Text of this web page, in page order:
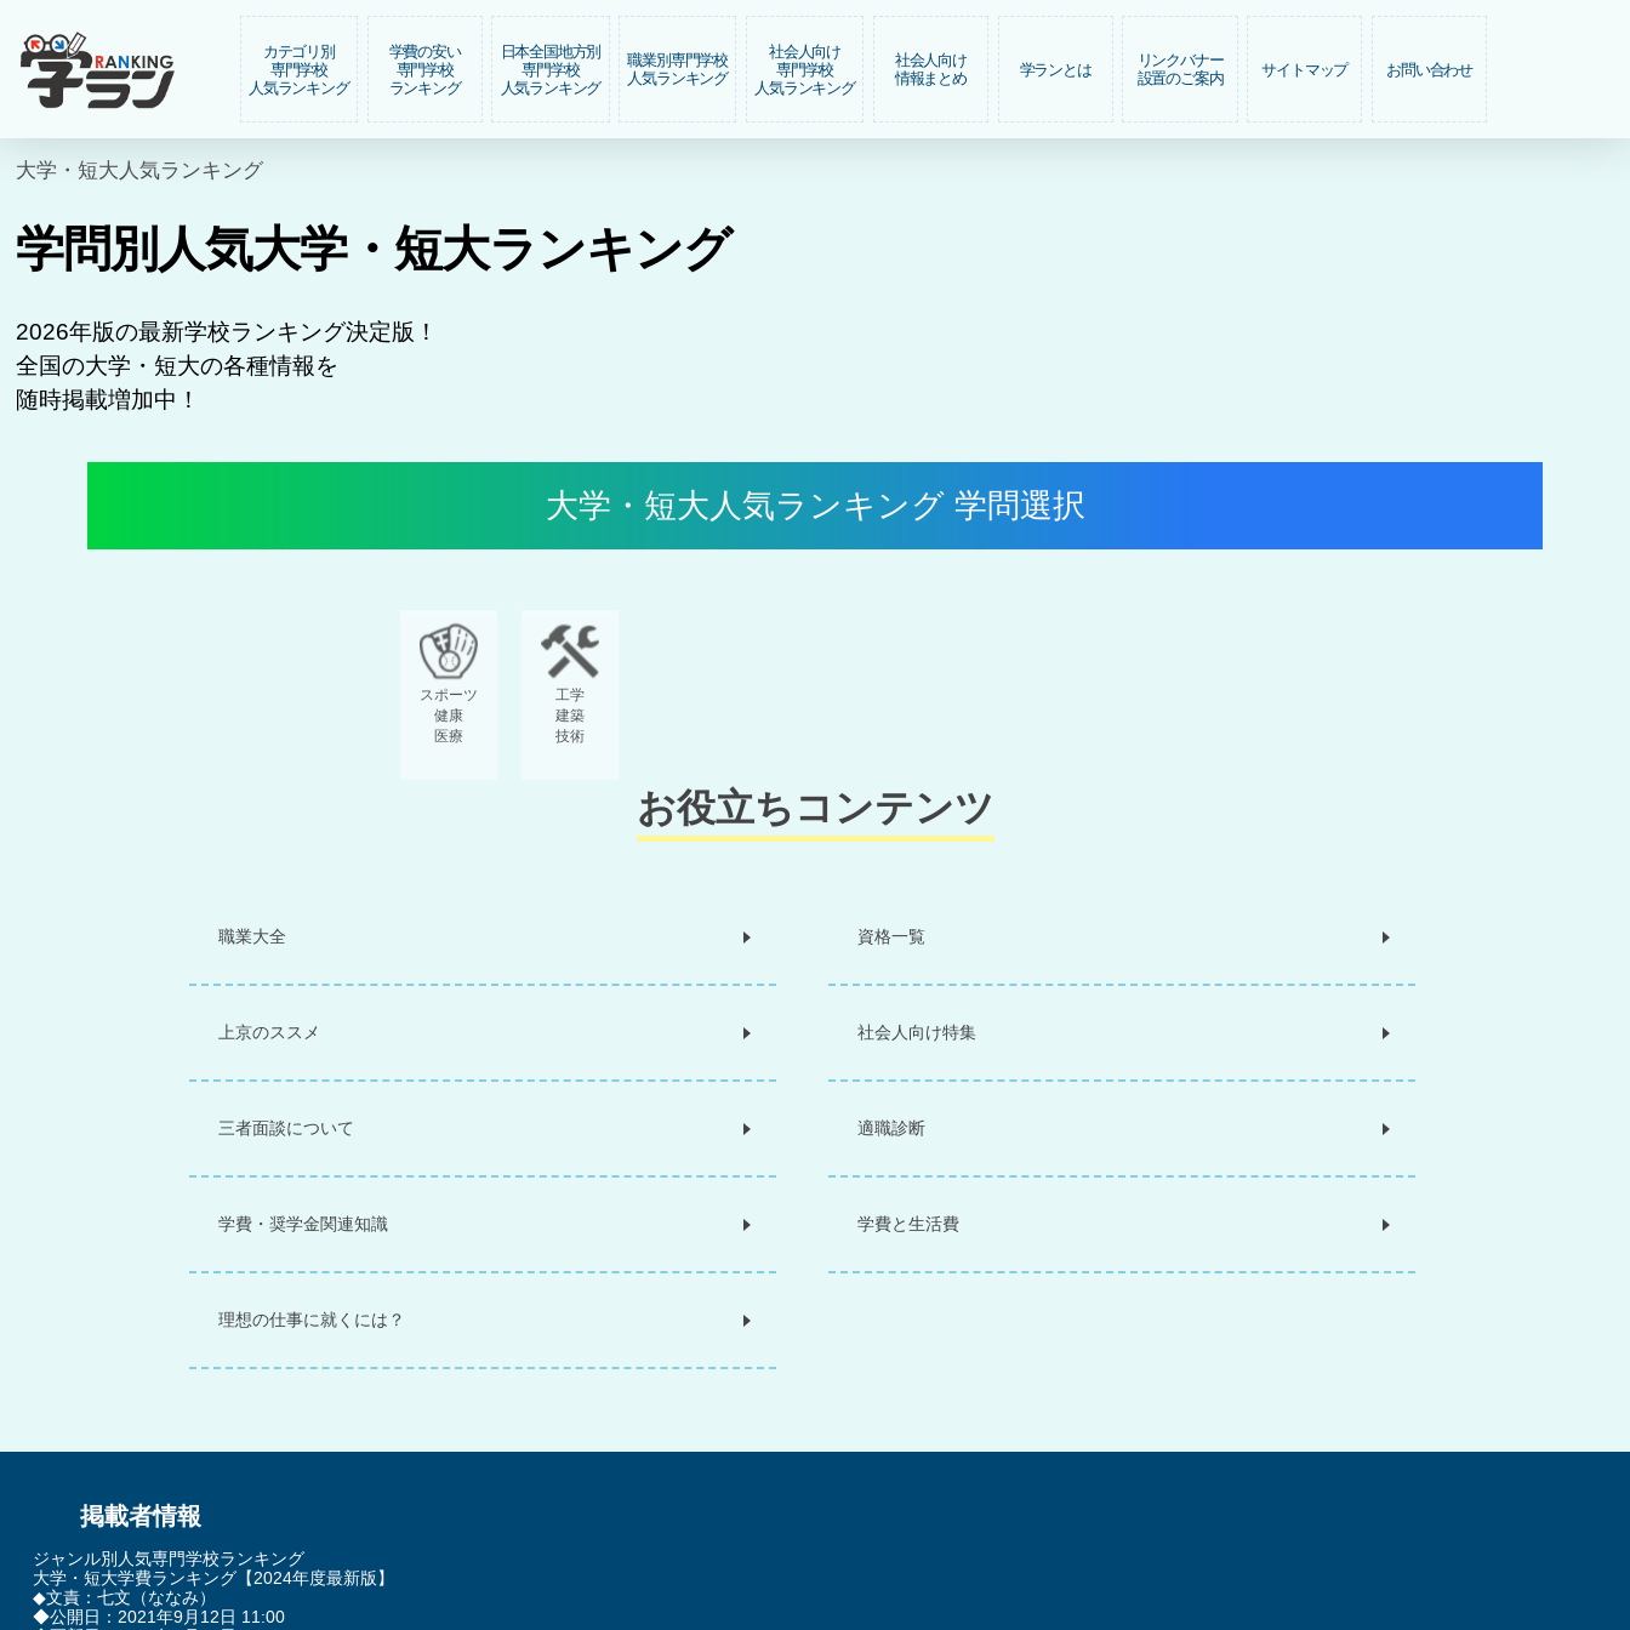
カテゴリ別
専門学校
人気ランキング
学費の安い
専門学校
ランキング
日本全国地方別
専門学校
人気ランキング
職業別専門学校
人気ランキング
社会人向け
専門学校
人気ランキング
社会人向け
情報まとめ
学ランとは
リンクバナー
設置のご案内
サイトマップ お問い合わせ
大学・短大人気ランキング
学問別人気大学・短大ランキング
2026年版の最新学校ランキング決定版！
全国の大学・短大の各種情報を
随時掲載増加中！
大学・短大人気ランキング 学問選択
スポーツ
健康
医療
工学
建築
技術
お役立ちコンテンツ
職業大全 資格一覧
上京のススメ 社会人向け特集
三者面談について 適職診断
学費・奨学金関連知識 学費と生活費
理想の仕事に就くには？
掲載者情報
ジャンル別人気専門学校ランキング
大学・短大学費ランキング【2024年度最新版】
◆文責：七文（ななみ）
◆公開日：2021年9月12日 11:00